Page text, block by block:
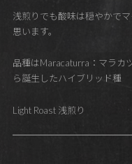
浅煎りでも酸味は穏やかで
思います。
品種はMaracaturra：マラカ
ら誕生したハイブリッド種
Light Roast 浅煎り